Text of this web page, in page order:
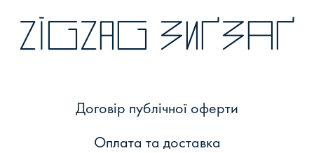
zigzag зиґзаґ
Договір публічної оферти
Оплата та доставка